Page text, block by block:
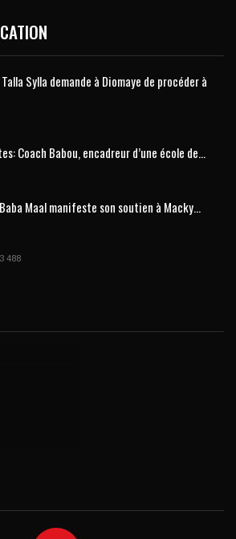
Sylla demande à Diomaye de procéder à
Coach Babou, encadreur d’une école de…
Maal manifeste son soutien à Macky…
488